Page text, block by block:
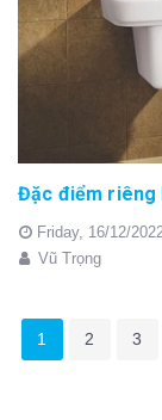
Đặc điểm riêng
Friday, 16/12/
Vũ Trọng
1 2 3